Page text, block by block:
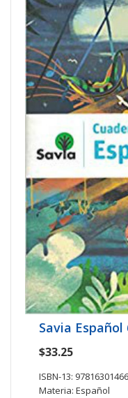
Savia Español
$33.25
ISBN-13:
Materia: Español